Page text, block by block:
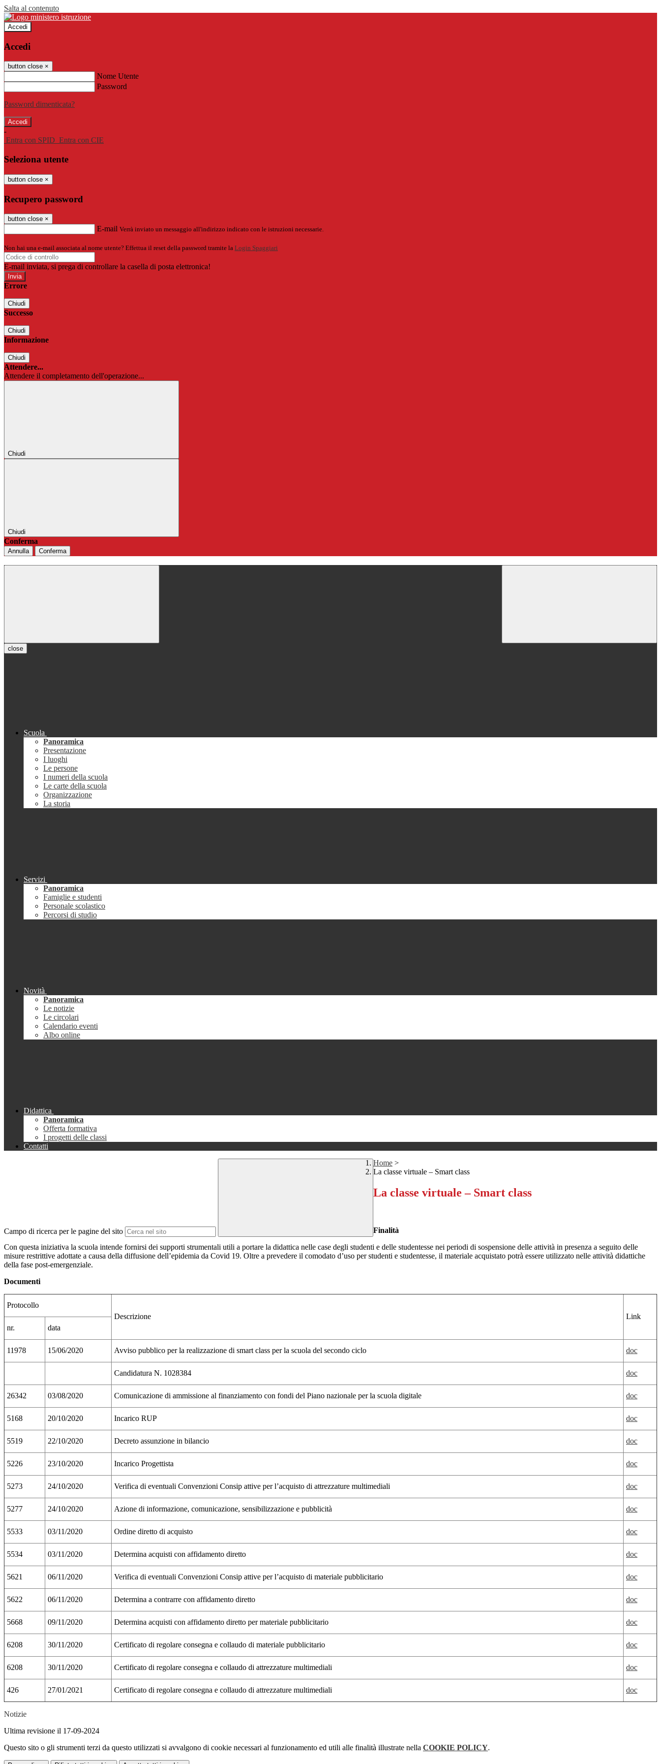
Salta al contenuto
Accedi
Accedi
button close ×
Nome Utente
Password
Password dimenticata?
-
Entra con SPID Entra con CIE
Seleziona utente
button close ×
Recupero password
button close ×
E-mail Verrà inviato un messaggio all'indirizzo indicato con le istruzioni necessarie.
Non hai una e-mail associata al nome utente? Effettua il reset della password tramite la Login Spaggiari
E-mail inviata, si prega di controllare la casella di posta elettronica!
Errore
Chiudi
Successo
Chiudi
Informazione
Chiudi
Attendere...
Attendere il completamento dell'operazione...
Chiudi
Chiudi
Conferma
Annulla Conferma
close
Scuola
Panoramica
Presentazione
I luoghi
Le persone
I numeri della scuola
Le carte della scuola
Organizzazione
La storia
Servizi
Panoramica
Famiglie e studenti
Personale scolastico
Percorsi di studio
Novità
Panoramica
Le notizie
Le circolari
Calendario eventi
Albo online
Didattica
Panoramica
Offerta formativa
I progetti delle classi
Contatti
Campo di ricerca per le pagine del sito
Home >
La classe virtuale – Smart class
La classe virtuale – Smart class
Finalità
Con questa iniziativa la scuola intende fornirsi dei supporti strumentali utili a portare la didattica nelle case degli studenti e delle studentesse nei periodi di sospensione delle attività in presenza a seguito delle
misure restrittive adottate a causa della diffusione dell’epidemia da Covid 19. Oltre a prevedere il comodato d’uso per studenti e studentesse, il materiale acquistato potrà essere utilizzato nelle attività didattiche
della fase post-emergenziale.
Documenti
Protocollo
Descrizione
Link
nr.
data
11978 15/06/2020 Avviso pubblico per la realizzazione di smart class per la scuola del secondo ciclo doc
Candidatura N. 1028384 doc
26342 03/08/2020 Comunicazione di ammissione al finanziamento con fondi del Piano nazionale per la scuola digitale doc
5168 20/10/2020 Incarico RUP doc
5519 22/10/2020 Decreto assunzione in bilancio doc
5226 23/10/2020 Incarico Progettista doc
5273 24/10/2020 Verifica di eventuali Convenzioni Consip attive per l’acquisto di attrezzature multimediali doc
5277 24/10/2020 Azione di informazione, comunicazione, sensibilizzazione e pubblicità doc
5533 03/11/2020 Ordine diretto di acquisto doc
5534 03/11/2020 Determina acquisti con affidamento diretto doc
5621 06/11/2020 Verifica di eventuali Convenzioni Consip attive per l’acquisto di materiale pubblicitario doc
5622 06/11/2020 Determina a contrarre con affidamento diretto doc
5668 09/11/2020 Determina acquisti con affidamento diretto per materiale pubblicitario doc
6208 30/11/2020 Certificato di regolare consegna e collaudo di materiale pubblicitario doc
6208 30/11/2020 Certificato di regolare consegna e collaudo di attrezzature multimediali doc
426 27/01/2021 Certificato di regolare consegna e collaudo di attrezzature multimediali doc
Notizie
Ultima revisione il 17-09-2024
Questo sito o gli strumenti terzi da questo utilizzati si avvalgono di cookie necessari al funzionamento ed utili alle finalità illustrate nella COOKIE POLICY.